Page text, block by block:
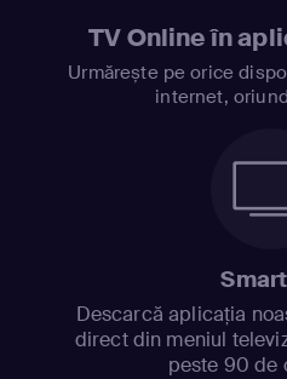
TV Online în
Urmărește pe orice
internet,
Descarcă aplicația
direct din meniul
peste 90 de